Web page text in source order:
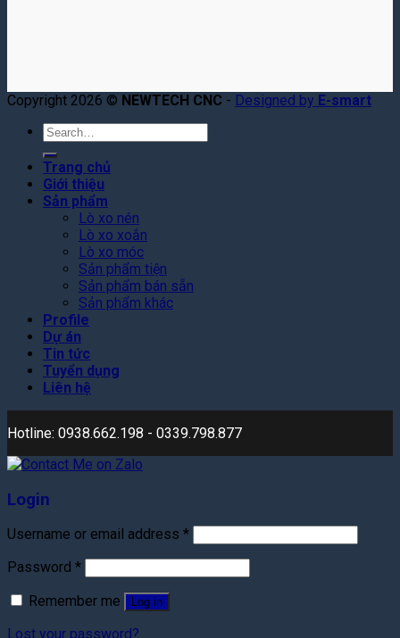
Copyright 2026 © NEWTECH CNC - Designed by E-smart
Search
for:
Trang chủ
Giới thiệu
Sản phẩm
Lò xo nén
Lò xo xoắn
Lò xo móc
Sản phẩm tiện
Sản phẩm bán sẵn
Sản phẩm khác
Profile
Dự án
Tin tức
Tuyển dụng
Liên hệ
Hotline: 0938.662.198 - 0339.798.877
Login
Username or email address *
Password *
Remember me
Log in
Lost your password?